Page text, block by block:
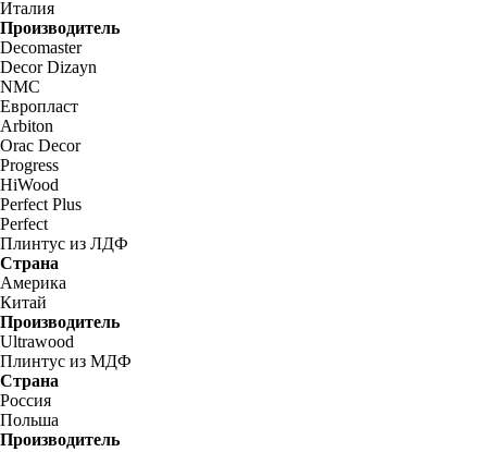
Италия
Производитель
Decomaster
Decor Dizayn
NMC
Европласт
Arbiton
Orac Decor
Progress
HiWood
Perfect Plus
Perfect
Плинтус из ЛДФ
Страна
Америка
Китай
Производитель
Ultrawood
Плинтус из МДФ
Страна
Россия
Польша
Производитель